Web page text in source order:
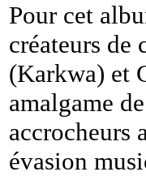
Pour cet
créateurs de
(Karkwa) et
amalgame
accrocheurs
évasion